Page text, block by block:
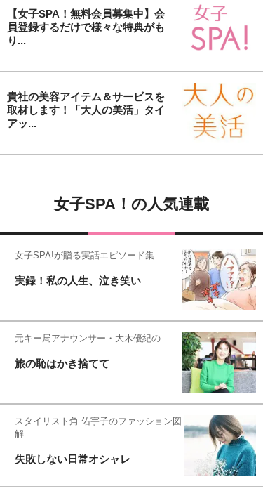
【女子SPA！無料会員募集中】会
員登録するだけで様々な特典がも
り...
貴社の美容アイテム＆サービスを
取材します！「大人の美活」タイ
アッ...
女子SPA！の人気連載
女子SPA!が贈る実話エピソード集
実録！私の人生、泣き笑い
元キー局アナウンサー・大木優紀の
旅の恥はかき捨てて
スタイリスト角 佑宇子のファッション図
解
失敗しない日常オシャレ